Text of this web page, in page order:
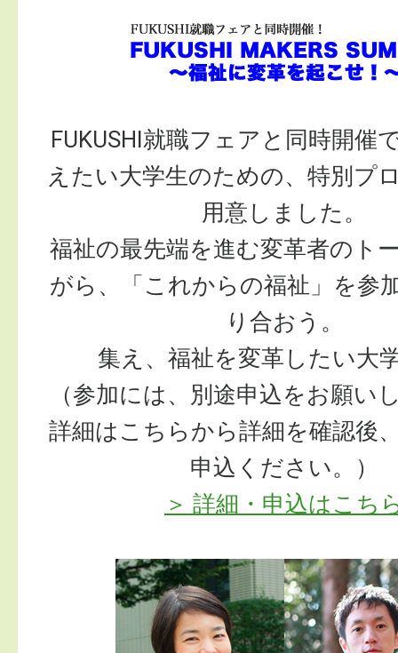
FUKUSHI就職フェアと同時開催
えたい大学生のための、特別プ
用意しました。
福祉の最先端を進む変革者のト
がら、「これからの福祉」を参
り合おう。
集え、福祉を変革したい大
（参加には、別途申込をお願い
詳細はこちらから詳細を確認後
申込ください。）
＞ 詳細・申込はこち